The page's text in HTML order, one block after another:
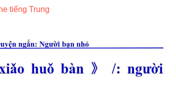
tiếng Trung